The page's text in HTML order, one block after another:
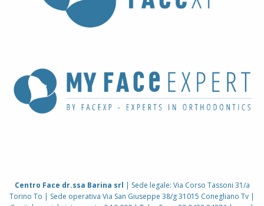
Centro Face dr.ssa Barina srl | Sede legale: Via Corso Tassoni 31/a
Torino To | Sede operativa Via San Giuseppe 38/g 31015 Conegliano Tv |